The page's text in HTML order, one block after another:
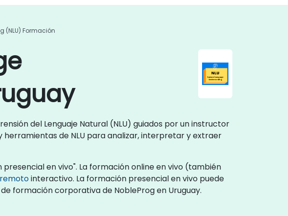
(NLU) Formación
del Lenguaje Natural (NLU) guiados por un instructor
de NLU para analizar, interpretar y extraer
en vivo". La formación online en vivo (también
interactivo. La formación presencial en vivo puede
formación corporativa de NobleProg en Uruguay.